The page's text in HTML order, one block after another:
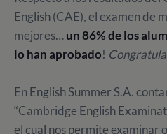
English (CAE), el examen de
mejores…un 86% de los
lo han aprobado!
En English Summer S.A.
“Cambridge English
el cual nos permite examinar